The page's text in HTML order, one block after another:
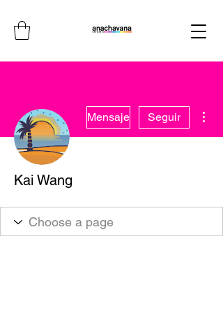
Mensaje Seguir
Kai Wang